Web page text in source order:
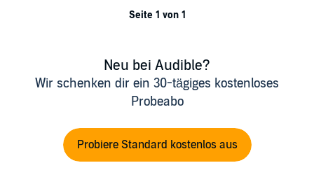
Seite 1 von 1
Neu bei Audible?
Wir schenken dir ein 30-tägiges kostenloses
Probeabo
Probiere Standard kostenlos aus